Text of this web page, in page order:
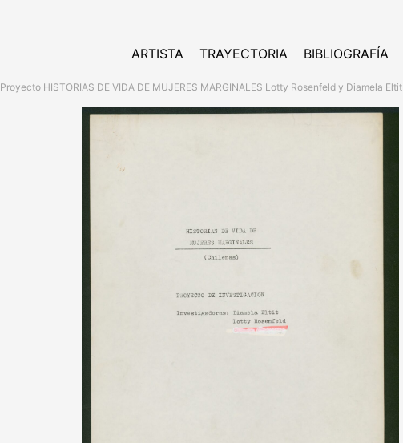
ARTISTA TRAYECTORIA BIBLIOGRAFÍA
Proyecto HISTORIAS DE VIDA DE MUJERES MARGINALES Lotty Rosenfeld y Diamela Eltit